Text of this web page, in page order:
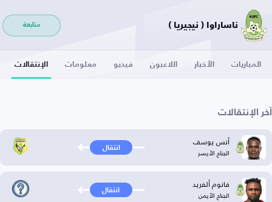
ناساراوا ( نيجيريا ) متابعة
المباريات الأخبار اللاعبون فيديو معلومات الإنتقالات
آخر الإنتقالات
أنس يوسف
الجناح الأيسر انتقال
فانوم ألفريد
الجناح الأيمن انتقال